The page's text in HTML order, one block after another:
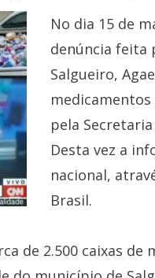
No dia 15 de
denúncia feita
Salgueiro,
pela
Desta vez a
nacional,
Brasil.
de 2.500 caixas